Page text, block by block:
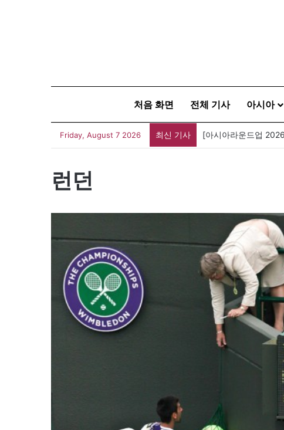
처음 화면 전체 기사 아시아
Friday, August 7 2026 최신 기사
런던